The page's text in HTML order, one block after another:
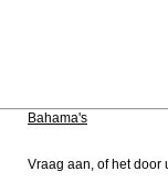
Bahama's
Vraag aan, of het door